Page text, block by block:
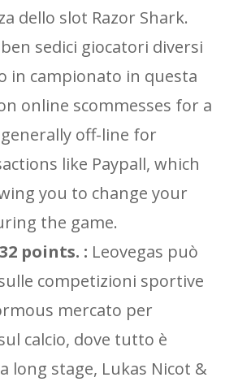
dello slot Razor Shark.
sedici giocatori diversi
in campionato in questa
online scommesses for a
off-line for
like Paypall, which
you to change your
the game.
points. : Leovegas può
competizioni sportive
mercato per
calcio, dove tutto è
long stage, Lukas Nicot &